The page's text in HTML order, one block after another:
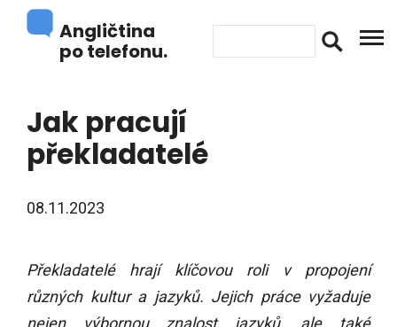
Angličtina
po telefonu.
Jak pracují
překladatelé
08.11.2023
Překladatelé hrají klíčovou roli v propojení
různých kultur a jazyků. Jejich práce vyžaduje
nejen výbornou znalost jazyků, ale také